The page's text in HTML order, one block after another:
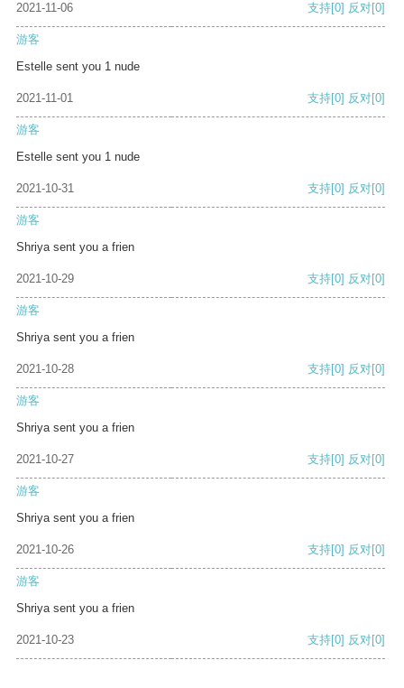
2021-11-06 支持[0] 反对[0]
游客
Estelle sent you 1 nude
2021-11-01 支持[0] 反对[0]
游客
Estelle sent you 1 nude
2021-10-31 支持[0] 反对[0]
游客
Shriya sent you a frien
2021-10-29 支持[0] 反对[0]
游客
Shriya sent you a frien
2021-10-28 支持[0] 反对[0]
游客
Shriya sent you a frien
2021-10-27 支持[0] 反对[0]
游客
Shriya sent you a frien
2021-10-26 支持[0] 反对[0]
游客
Shriya sent you a frien
2021-10-23 支持[0] 反对[0]